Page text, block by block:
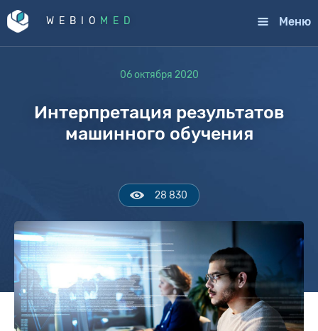
WEBIO MED Меню
06 октября 2020
Интерпретация результатов
машинного обучения
28 830